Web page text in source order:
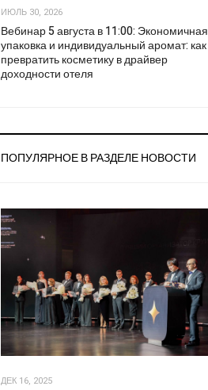
ИЮЛЬ 30, 2026
Вебинар 5 августа в 11:00: Экономичная
упаковка и индивидуальный аромат: как
превратить косметику в драйвер
доходности отеля
ПОПУЛЯРНОЕ В РАЗДЕЛЕ НОВОСТИ
ДЕК 16, 2025